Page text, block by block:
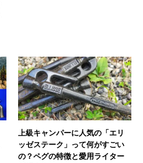
上級キャンパーに人気の「エリ
ッゼステーク」って何がすごい
の？ペグの特徴と愛用ライター